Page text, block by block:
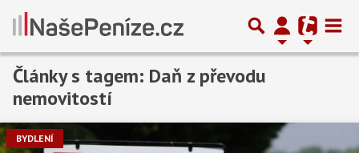
Články s tagem: Daň z převodu
nemovitostí
BYDLENÍ